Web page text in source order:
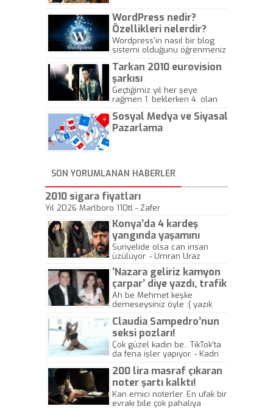
WordPress nedir?
Özellikleri nelerdir?
Wordpress'in nasıl bir blog
sistemi olduğunu öğrenmeniz
Tarkan 2010 eurovision
şarkısı
Geçtiğimiz yıl her şeye
rağmen 1. beklerken 4. olan
gösterisinin bu yarışmada
önemli olmadığını anlamıştır.
Sosyal Medya ve Siyasal
Pazarlama
SON YORUMLANAN HABERLER
2010 sigara fiyatları
Yıl 2026 Marlboro 110tl - Zafer
Konya’da 4 kardeş
yangında yaşamını
yitirdi
Suriyelide olsa can insan
üzülüyor. - Umran Uraz
’Nazara geliriz kamyon
çarpar’ diye yazdı, trafik
kazasında öldü!
Ah be Mehmet keşke
demeseysiniz öyle :( yazık
Claudia Sampedro’nun
seksi pozları!
Çok güzel kadın be.. TikTok'ta
da fena işler yapıyor. - Kadri
200 lira masraf çıkaran
noter şartı kalktı!
Kan emici noterler. En ufak bir
evrakı bile çok pahalıya